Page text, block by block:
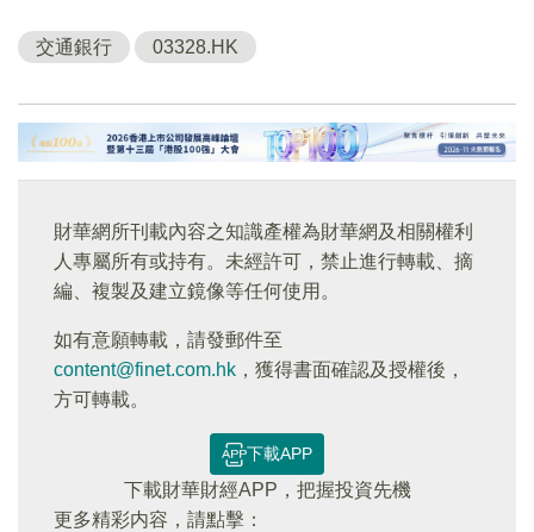
交通銀行 03328.HK
財華網所刊載內容之知識產權為財華網及相關權利
人專屬所有或持有。未經許可，禁止進行轉載、摘
編、複製及建立鏡像等任何使用。
如有意願轉載，請發郵件至
content@finet.com.hk ，獲得書面確認及授權後，
方可轉載。
下載APP
下載財華財經APP，把握投資先機
更多精彩内容，請點擊：